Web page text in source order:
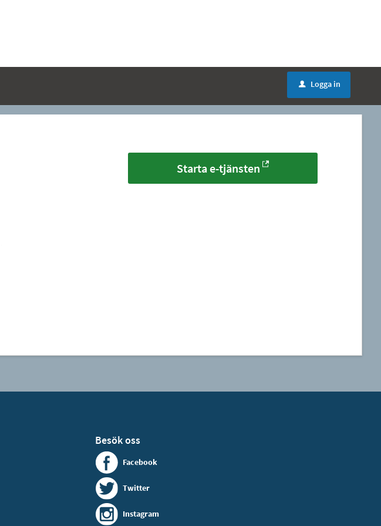
u Logga in
Starta e-tjänsten
Besök oss
Facebook
Twitter
Instagram